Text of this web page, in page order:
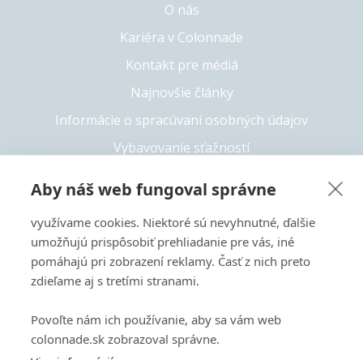
O nás
Kariéra v Colonnade
Kontakt pre médiá
Najnovšie články
Informácie o spracúvaní osobných údajov
Vybavovanie sťažností
Solvency II
Prístupnosť
Copyright 2026 © Colonnade
Aby náš web fungoval správne
využívame cookies. Niektoré sú nevyhnutné, ďalšie
umožňujú prispôsobiť prehliadanie pre vás, iné
pomáhajú pri zobrazení reklamy. Časť z nich preto
zdieľame aj s tretími stranami.
Povoľte nám ich používanie, aby sa vám web
colonnade.sk zobrazoval správne.